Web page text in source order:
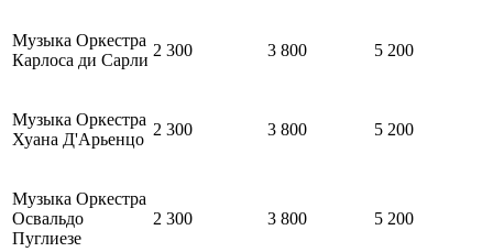
Музыка Оркестра
Карлоса ди Сарли
2 300 3 800 5 200
Музыка Оркестра
Хуана Д'Арьенцо
2 300 3 800 5 200
Музыка Оркестра
Освальдо
Пуглиезе
2 300 3 800 5 200